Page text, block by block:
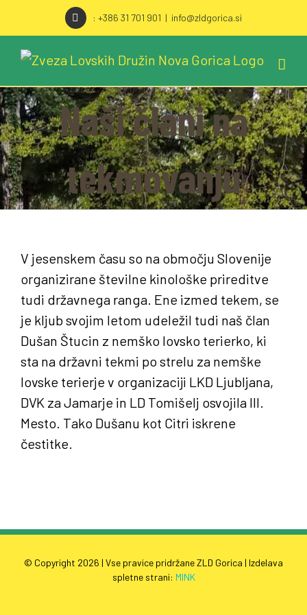
content
: +386 31 701 901 | info@zldgorica.si
Naši člani na
tekmovanju
V jesenskem času so na območju Slovenije
organizirane številne kinološke prireditve
tudi državnega ranga. Ene izmed tekem, se
je kljub svojim letom udeležil tudi naš član
Dušan Štucin z nemško lovsko terierko, ki
sta na državni tekmi po strelu za nemške
lovske terierje v organizaciji LKD Ljubljana,
DVK za Jamarje in LD Tomišelj osvojila III.
Mesto. Tako Dušanu kot Citri iskrene
čestitke.
DŠ: 22270043
MŠ: 5104394000
KONTAKT
Email:info@zldgorica.si
Tel: +386 31 701 901
© Copyright 2026 | Vse pravice pridržane ZLD Gorica | Izdelava
spletne strani: MINK